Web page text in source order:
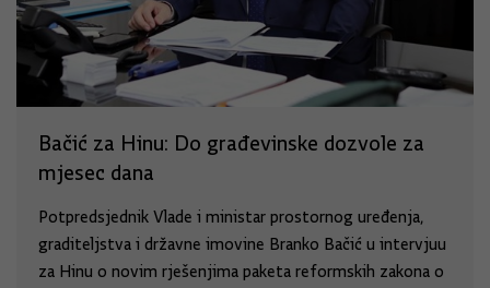
Bačić za Hinu: Do građevinske dozvole za
mjesec dana
Potpredsjednik Vlade i ministar prostornog uređenja,
graditeljstva i državne imovine Branko Bačić u intervjuu
za Hinu o novim rješenjima paketa reformskih zakona o